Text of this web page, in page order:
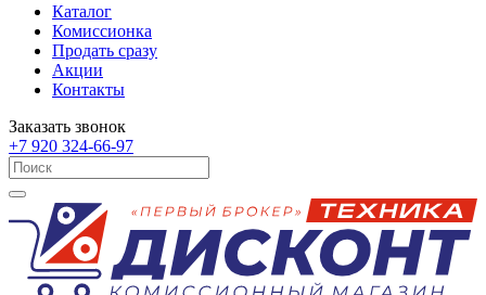
Каталог
Комиссионка
Продать сразу
Акции
Контакты
Заказать звонок
+7 920 324-66-97